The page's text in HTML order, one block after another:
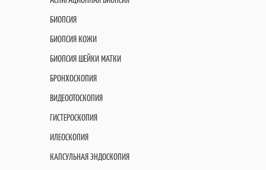
БИОПСИЯ
БИОПСИЯ КОЖИ
БИОПСИЯ ШЕЙКИ МАТКИ
БРОНХОСКОПИЯ
ВИДЕООТОСКОПИЯ
ГИСТЕРОСКОПИЯ
ИЛЕОСКОПИЯ
КАПСУЛЬНАЯ ЭНДОСКОПИЯ